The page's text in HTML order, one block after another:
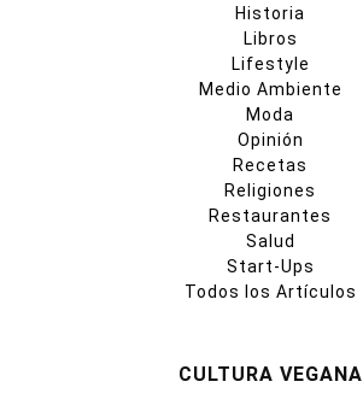
Historia
Libros
Lifestyle
Medio Ambiente
Moda
Opinión
Recetas
Religiones
Restaurantes
Salud
Start-Ups
Todos los Artículos
CULTURA VEGANA